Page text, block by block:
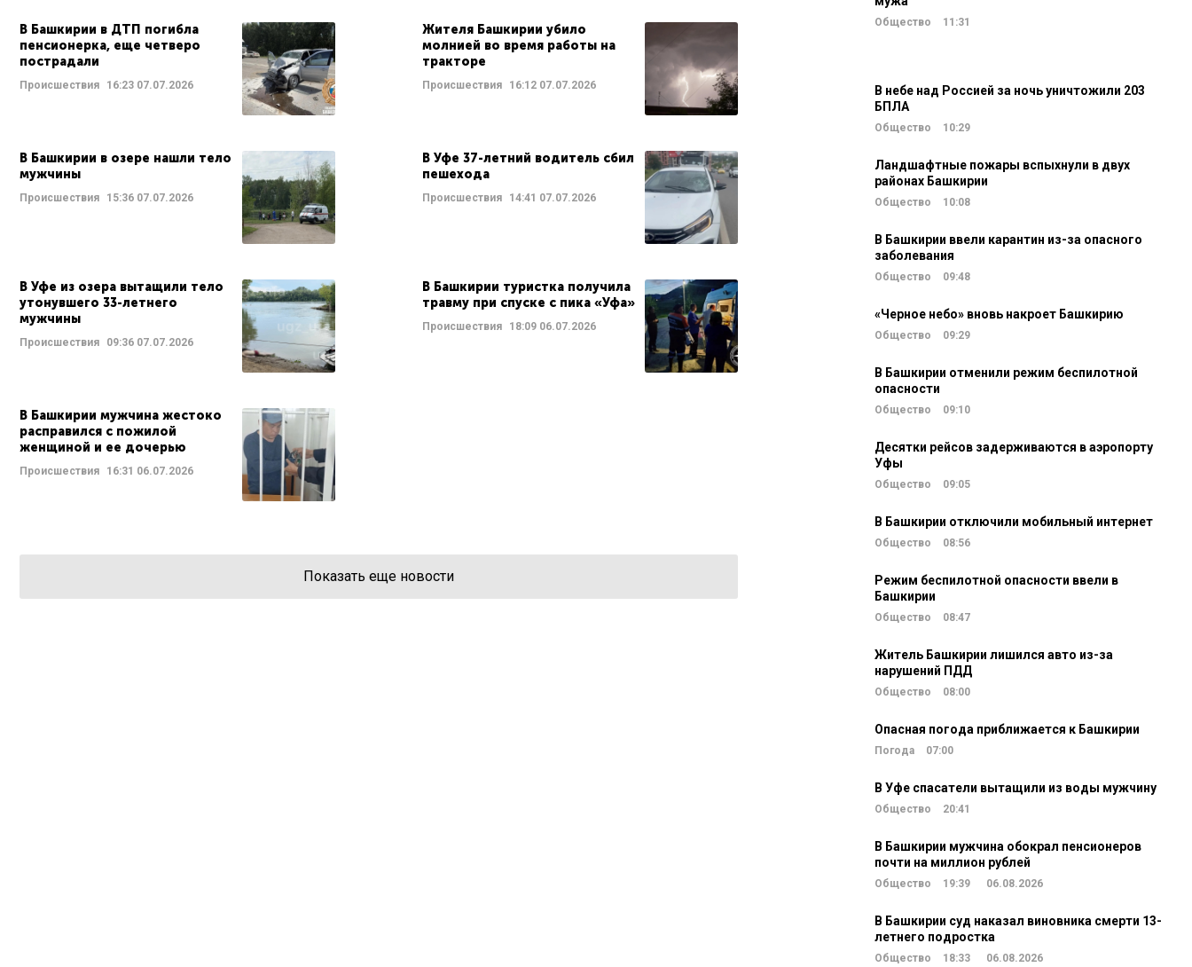
В Башкирии в ДТП погибла
пенсионерка, еще четверо
пострадали
Происшествия 16:23 07.07.2026
Жителя Башкирии убило
молнией во время работы на
тракторе
Происшествия 16:1207.07.2026
В Башкирии в озере нашли тело
мужчины
Происшествия 15:36 07.07.2026
В Уфе 37-летний водитель сбил
пешехода
Происшествия 14:41 07.07.2026
В Уфе из озера вытащили тело
утонувшего 33-летнего
мужчины
Происшествия 09:36 07.07.2026
В Башкирии туристка получила
травму при спуске с пика «Уфа»
Происшествия 18:0906.07.2026
В Башкирии мужчина жестоко
расправился с пожилой
женщиной и ее дочерью
Происшествия 16:31 06.07.2026
Показать еще новости
Общество 11:31
В небе над Россией за ночь уничтожили 203
БПЛА
Общество 10:29
Ландшафтные пожары вспыхнули в двух
районах Башкирии
Общество 10:08
В Башкирии ввели карантин из-за опасного
заболевания
Общество 09:48
«Черное небо» вновь накроет Башкирию
Общество 09:29
В Башкирии отменили режим беспилотной
опасности
Общество 09:10
Десятки рейсов задерживаются в аэропорту
Уфы
Общество 09:05
В Башкирии отключили мобильный интернет
Общество 08:56
Режим беспилотной опасности ввели в
Башкирии
Общество 08:47
Житель Башкирии лишился авто из-за
нарушений ПДД
Общество 08:00
Опасная погода приближается к Башкирии
Погода 07:00
В Уфе спасатели вытащили из воды мужчину
Общество 20:41
В Башкирии мужчина обокрал пенсионеров
почти на миллион рублей
Общество 19:39 06.08.2026
В Башкирии суд наказал виновника смерти 13-
летнего подростка
Общество 18:33 06.08.2026